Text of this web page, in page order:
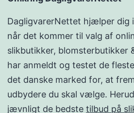
DagligvarerNettet hjælper dig
når det kommer til valg af
slikbutikker, blomsterbutikker
har anmeldt og testet de
det danske marked for, at
udbydere du skal vælge.
jævnligt de bedste tilbud på